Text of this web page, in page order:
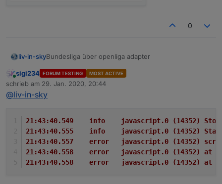
0
liv-in-skyBundesliga über openliga adapter
die daten kommen von hier:
https://forum.iobroker.net/topic/29506/test-adapter-
openligadb-v0-0-x
wie versprochen - hier mal eine erster entwurf - für
bitte datenpunkte angleichen, quelle (dpData) ist
openliga-instanz, dpVIS ist als eigener
datenpunkt anzulegen und im script
anzugleichen
für jede liga, muss ein script installiert werden
tabelle
Online
sigi234 FORUM TESTING MOST ACTIVE
schrieb am 29. Jan. 2020, 20:44
zuletzt editiert von
@liv-in-sky
21:43:40.549	info	javascript.0
21:43:40.555	info
21:43:40.557	error
21:43:40.558	error
21:43:40.558	error	javascript.0